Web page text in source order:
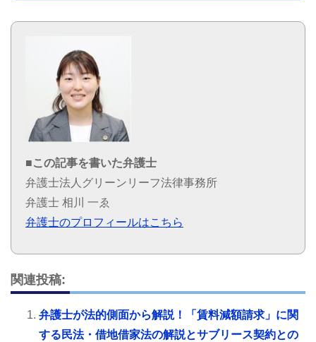
■この記事を書いた弁護士
弁護士法人グリーンリーフ法律事務所
弁護士 相川 一ゑ
弁護士のプロフィールはこちら
関連投稿:
弁護士が法的側面から解説！「賃料減額請求」に関
する民法・借地借家法の解説とサブリース契約との